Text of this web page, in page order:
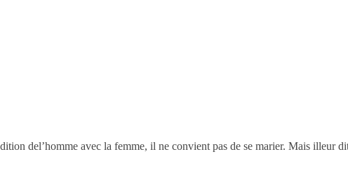
del’homme avec la femme, il ne convient pas de se marier. Mais illeur